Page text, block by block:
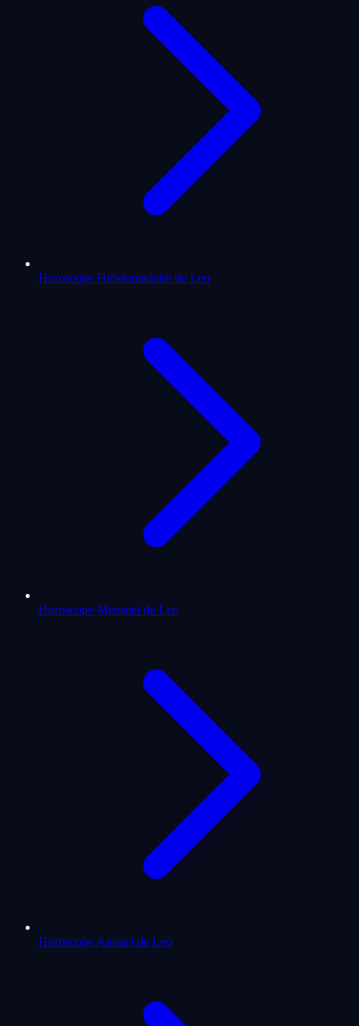
Horoscope Hebdomadaire de Leo
Horoscope Mensuel de Leo
Horoscope Annuel de Leo